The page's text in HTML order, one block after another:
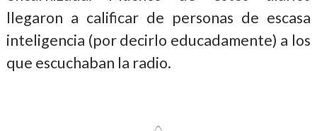
llegaron a calificar de personas de escasa
inteligencia (por decirlo educadamente) a los
que escuchaban la radio.